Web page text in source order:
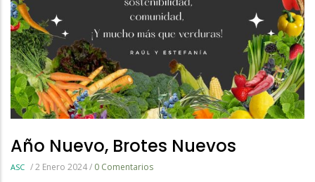
Año Nuevo, Brotes Nuevos
ASC /2 Enero 2024/ 0 Comentarios